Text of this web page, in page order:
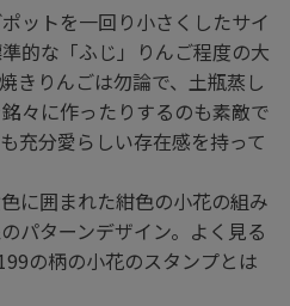
ットを一回り小さくしたサイ
的な「ふじ」りんご程度の大
きりんごは勿論で、土瓶蒸し
々に作ったりするのも素敵で
充分愛らしい存在感を持って
に囲まれた紺色の小花の組み
パターンデザイン。よく見る
の柄の小花のスタンプとは